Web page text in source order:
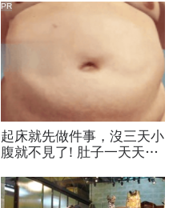
起床就先做件事，沒三天小
腹就不見了! 肚子一天天變
PR